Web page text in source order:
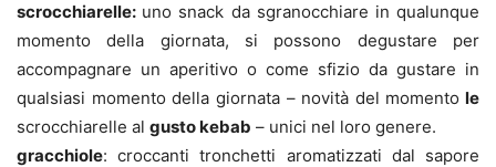
scrocchiarelle: uno snack da sgranocchiare in qualunque
momento della giornata, si possono degustare per
accompagnare un aperitivo o come sfizio da gustare in
qualsiasi momento della giornata – novità del momento le
scrocchiarelle al gusto kebab – unici nel loro genere.
gracchiole: croccanti tronchetti aromatizzati dal sapore